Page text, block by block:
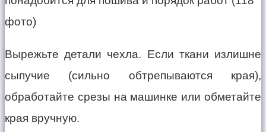
Вырежьте детали чехла. Если ткани излишне
сыпучие (сильно обтрепываются края),
обработайте срезы на машинке или обметайте
края вручную.